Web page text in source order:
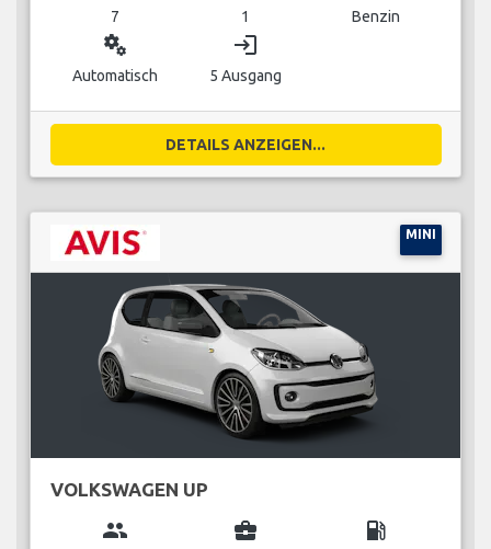
7 1 Benzin
miscellaneous_services
Automatisch
login
5 Ausgang
DETAILS ANZEIGEN...
MINI
VOLKSWAGEN UP
group business_center local_gas_station